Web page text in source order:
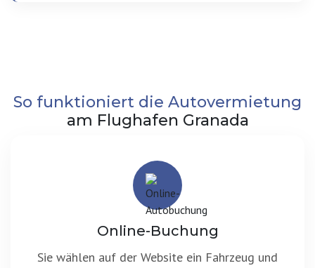
So funktioniert die Autovermietung
am Flughafen Granada
Online-Buchung
Sie wählen auf der Website ein Fahrzeug und